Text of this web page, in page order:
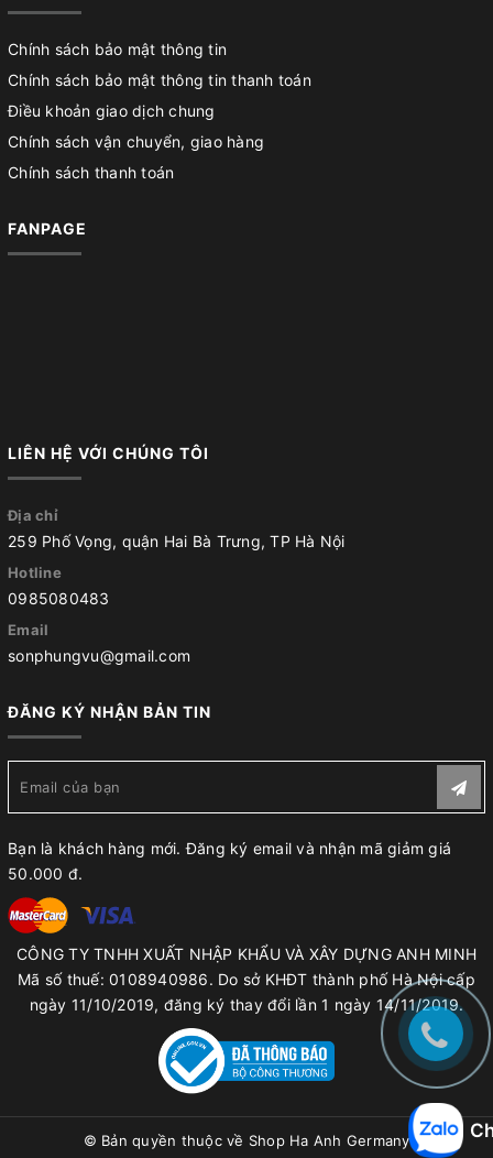
Chính sách bảo mật thông tin
Chính sách bảo mật thông tin thanh toán
Điều khoản giao dịch chung
Chính sách vận chuyển, giao hàng
Chính sách thanh toán
FANPAGE
LIÊN HỆ VỚI CHÚNG TÔI
Địa chỉ
259 Phố Vọng, quận Hai Bà Trưng, TP Hà Nội
Hotline
0985080483
Email
sonphungvu@gmail.com
ĐĂNG KÝ NHẬN BẢN TIN
Bạn là khách hàng mới. Đăng ký email và nhận mã giảm giá
50.000 đ.
CÔNG TY TNHH XUẤT NHẬP KHẨU VÀ XÂY DỰNG ANH MINH
Mã số thuế: 0108940986. Do sở KHĐT thành phố Hà Nội cấp
ngày 11/10/2019, đăng ký thay đổi lần 1 ngày 14/11/2019.
© Bản quyền thuộc về Shop Ha Anh Germany